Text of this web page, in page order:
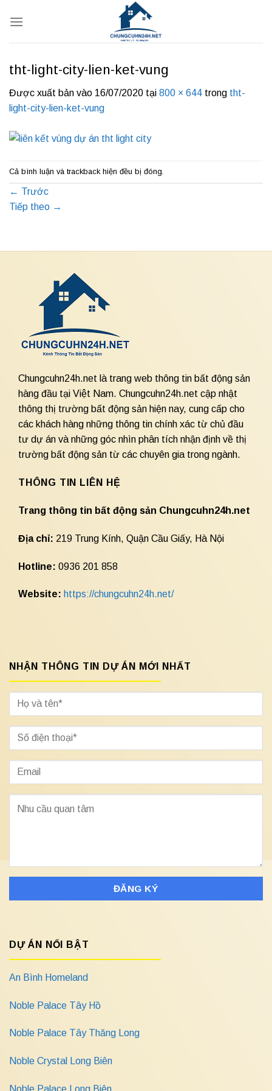
qua
tht-light-city-lien-ket-vung
Được xuất bản vào 16/07/2020 tại 800 × 644 trong tht-
light-city-lien-ket-vung
Cả bình luận và trackback hiện đều bị đóng.
← Trước
Tiếp theo →
Chungcuhn24h.net là trang web thông tin bất động sản
hàng đầu tại Việt Nam. Chungcuhn24h.net cập nhật
thông thị trường bất động sản hiện nay, cung cấp cho
các khách hàng những thông tin chính xác từ chủ đầu
tư dự án và những góc nhìn phân tích nhận định về thị
trường bất động sản từ các chuyên gia trong ngành.
THÔNG TIN LIÊN HỆ
Trang thông tin bất động sản Chungcuhn24h.net
Địa chỉ: 219 Trung Kính, Quận Cầu Giấy, Hà Nội
Hotline: 0936 201 858
Website: https://chungcuhn24h.net/
NHẬN THÔNG TIN DỰ ÁN MỚI NHẤT
DỰ ÁN NỔI BẬT
An Bình Homeland
Noble Palace Tây Hồ
Noble Palace Tây Thăng Long
Noble Crystal Long Biên
Noble Palace Long Biên